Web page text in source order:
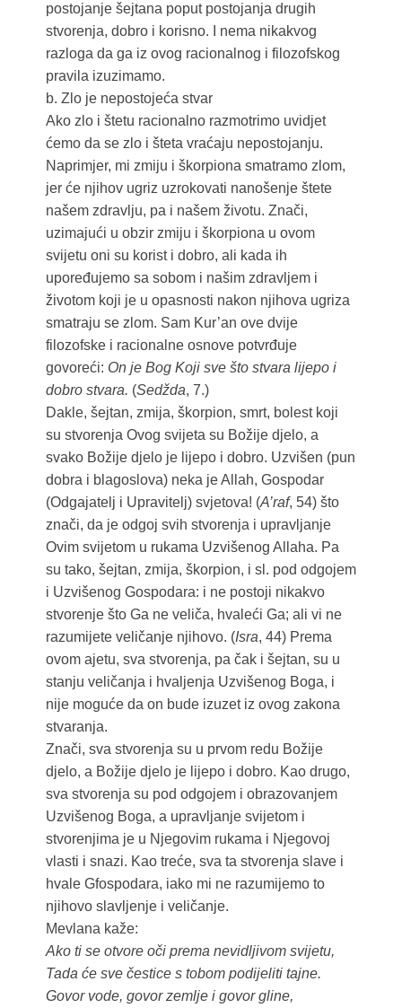
postojanje šejtana poput postojanja drugih
stvorenja, dobro i korisno. I nema nikakvog
razloga da ga iz ovog racionalnog i filozofskog
pravila izuzimamo.
b. Zlo je nepostojeća stvar
Ako zlo i štetu racionalno razmotrimo uvidjet
ćemo da se zlo i šteta vraćaju nepostojanju.
Naprimjer, mi zmiju i škorpiona smatramo zlom,
jer će njihov ugriz uzrokovati nanošenje štete
našem zdravlju, pa i našem životu. Znači,
uzimajući u obzir zmiju i škorpiona u ovom
svijetu oni su korist i dobro, ali kada ih
upoređujemo sa sobom i našim zdravljem i
životom koji je u opasnosti nakon njihova ugriza
smatraju se zlom. Sam Kur’an ove dvije
filozofske i racionalne osnove potvrđuje
govoreći: On je Bog Koji sve što stvara lijepo i
dobro stvara. (Sedžda, 7.)
Dakle, šejtan, zmija, škorpion, smrt, bolest koji
su stvorenja Ovog svijeta su Božije djelo, a
svako Božije djelo je lijepo i dobro. Uzvišen (pun
dobra i blagoslova) neka je Allah, Gospodar
(Odgajatelj i Upravitelj) svjetova! (A’raf, 54) što
znači, da je odgoj svih stvorenja i upravljanje
Ovim svijetom u rukama Uzvišenog Allaha. Pa
su tako, šejtan, zmija, škorpion, i sl. pod odgojem
i Uzvišenog Gospodara: i ne postoji nikakvo
stvorenje što Ga ne veliča, hvaleći Ga; ali vi ne
razumijete veličanje njihovo. (Isra, 44) Prema
ovom ajetu, sva stvorenja, pa čak i šejtan, su u
stanju veličanja i hvaljenja Uzvišenog Boga, i
nije moguće da on bude izuzet iz ovog zakona
stvaranja.
Znači, sva stvorenja su u prvom redu Božije
djelo, a Božije djelo je lijepo i dobro. Kao drugo,
sva stvorenja su pod odgojem i obrazovanjem
Uzvišenog Boga, a upravljanje svijetom i
stvorenjima je u Njegovim rukama i Njegovoj
vlasti i snazi. Kao treće, sva ta stvorenja slave i
hvale Gfospodara, iako mi ne razumijemo to
njihovo slavljenje i veličanje.
Mevlana kaže:
Ako ti se otvore oči prema nevidljivom svijetu,
Tada će sve čestice s tobom podijeliti tajne.
Govor vode, govor zemlje i govor gline,